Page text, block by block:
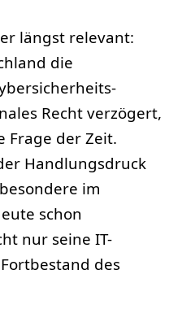
längst relevant:
die
Recht verzögert,
Frage der Zeit.
Handlungsdruck
im
schon
nur seine IT-
des